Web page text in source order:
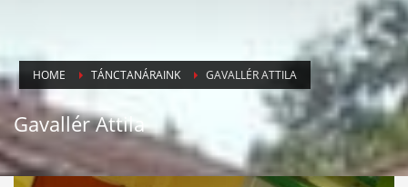
HOME TÁNCTANÁRAINK GAVALLÉR ATTILA
Gavallér Attila